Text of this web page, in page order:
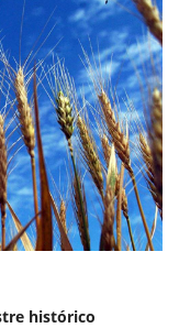
histórico